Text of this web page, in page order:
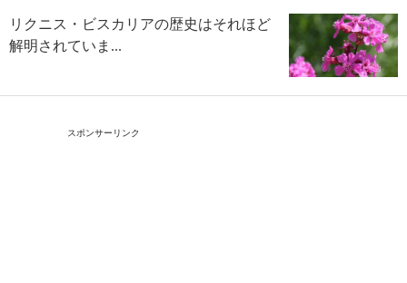
リクニス・ビスカリアの歴史はそれほど
解明されていま...
スポンサーリンク